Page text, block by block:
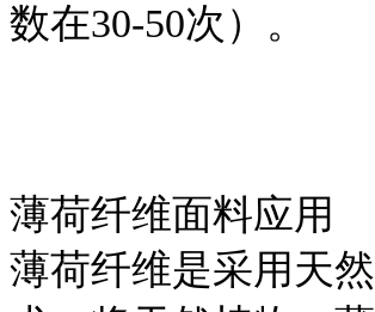
数在30-50次）。
薄荷纤维面料应用
薄荷纤维是采用天